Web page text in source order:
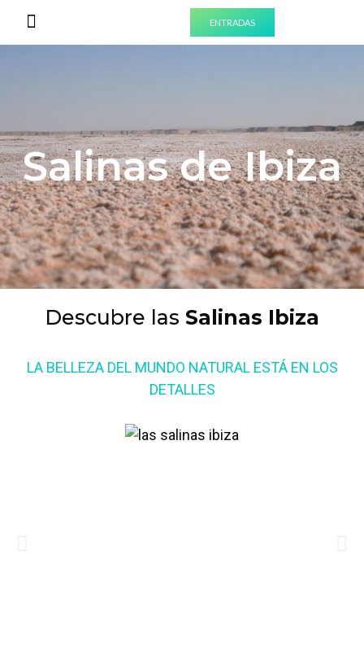
ENTRADAS
Salinas de Ibiza
Descubre las Salinas Ibiza
LA BELLEZA DEL MUNDO NATURAL ESTÁ EN LOS
DETALLES